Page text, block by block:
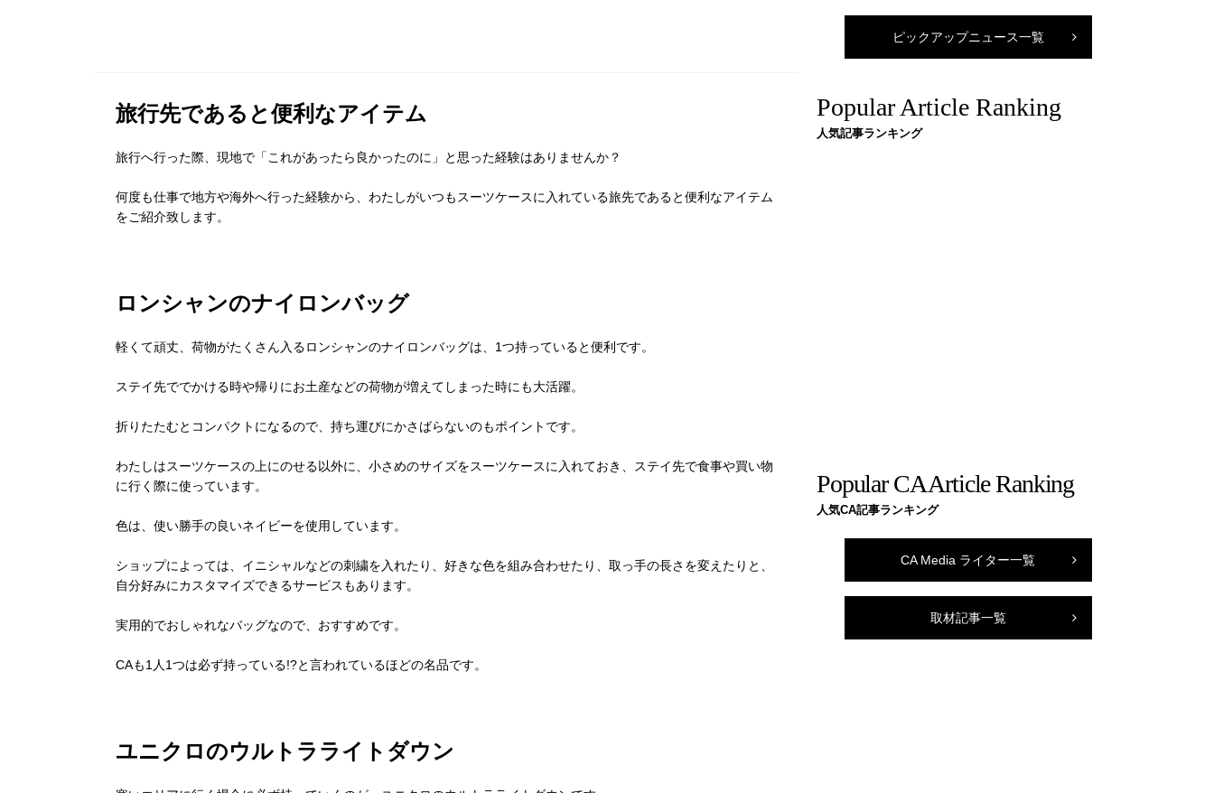
旅行先であると便利なアイテム
旅行へ行った際、現地で「これがあったら良かったのに」と思った経験はありませんか？
何度も仕事で地方や海外へ行った経験から、 わたしがいつもスーツケースに入れている旅先であると便利なアイテム
をご紹介致します。
ロンシャンのナイロンバッグ
軽くて頑丈、荷物がたくさん入るロンシャンのナイロンバッグは、1つ持っていると便利です。
ステイ先ででかける時や帰りにお土産などの荷物が増えてしまった時にも大活躍。
折りたたむとコンパクトになるので、持ち運びにかさばらないのもポイントです。
わたしはスーツケースの上にのせる以外に、小さめのサイズをスーツケースに入れておき、ステイ先で食事や買い物
に行く際に使っています。
色は、使い勝手の良いネイビーを使用しています。
ショップによっては、イニシャルなどの刺繍を入れたり、好きな色を組み合わせたり、取っ手の長さを変えたりと、
自分好みにカスタマイズできるサービスもあります。
実用的でおしゃれなバッグなので、おすすめです。
CAも1人1つは必ず持っている!?と言われているほどの名品です。
ユニクロのウルトラライトダウン
ピックアップニュース一覧
Popular Article Ranking
人気記事ランキング
Popular CA Article Ranking
人気CA記事ランキング
CA Media ライター一覧
取材記事一覧